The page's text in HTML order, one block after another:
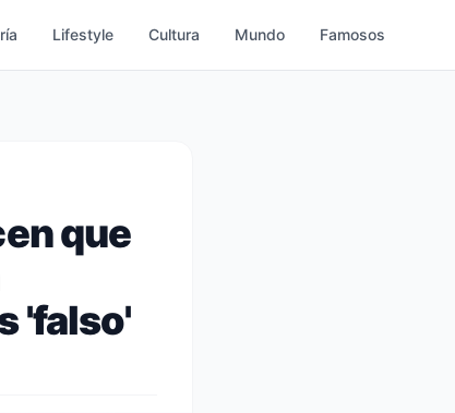
Lifestyle Cultura Mundo Famosos
que
'falso'